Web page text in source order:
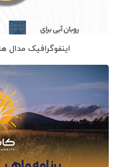
اینفوگرافیک مدال